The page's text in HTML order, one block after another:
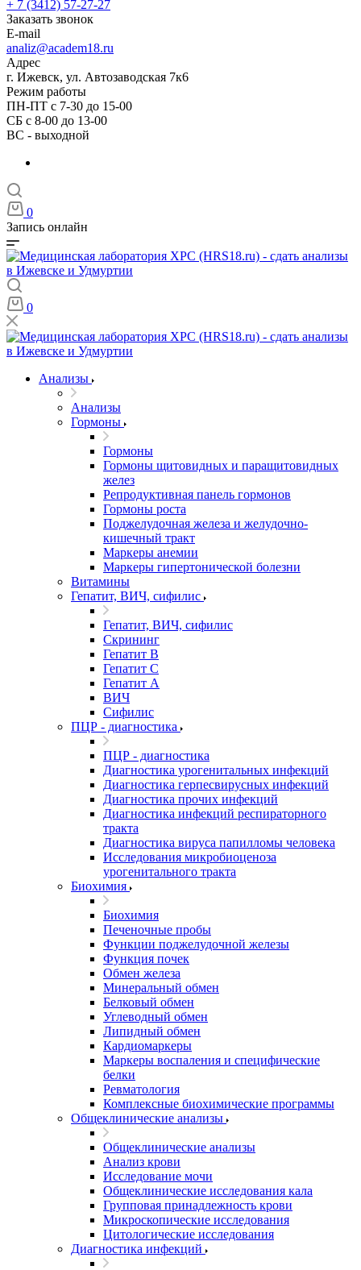
+ 7 (3412) 57-27-27
Заказать звонок
E-mail
analiz@academ18.ru
Адрес
г. Ижевск, ул. Автозаводская 7к6
Режим работы
ПН-ПТ с 7-30 до 15-00
СБ с 8-00 до 13-00
ВС - выходной
0
Запись онлайн
0
Анализы
Анализы
Гормоны
Гормоны
Гормоны щитовидных и паращитовидных
желез
Репродуктивная панель гормонов
Гормоны роста
Поджелудочная железа и желудочно-
кишечный тракт
Маркеры анемии
Маркеры гипертонической болезни
Витамины
Гепатит, ВИЧ, сифилис
Гепатит, ВИЧ, сифилис
Скрининг
Гепатит В
Гепатит С
Гепатит А
ВИЧ
Сифилис
ПЦР - диагностика
ПЦР - диагностика
Диагностика урогенитальных инфекций
Диагностика герпесвирусных инфекций
Диагностика прочих инфекций
Диагностика инфекций респираторного
тракта
Диагностика вируса папилломы человека
Исследования микробиоценоза
урогенитального тракта
Биохимия
Биохимия
Печеночные пробы
Функции поджелудочной железы
Функция почек
Обмен железа
Минеральный обмен
Белковый обмен
Углеводный обмен
Липидный обмен
Кардиомаркеры
Маркеры воспаления и специфические
белки
Ревматология
Комплексные биохимические программы
Общеклинические анализы
Общеклинические анализы
Анализ крови
Исследование мочи
Общеклинические исследования кала
Групповая принадлежность крови
Микроскопические исследования
Цитологические исследования
Диагностика инфекций